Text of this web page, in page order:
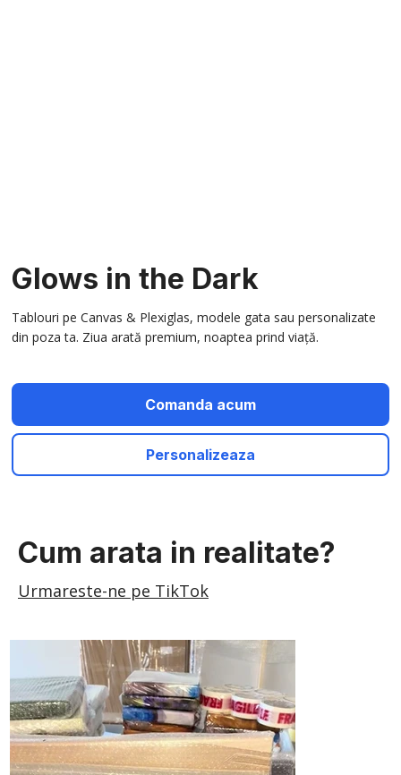
Glows in the Dark
Tablouri pe Canvas & Plexiglas, modele gata sau personalizate
din poza ta. Ziua arată premium, noaptea prind viață.
Comanda acum
Personalizeaza
Cum arata in realitate?
Urmareste-ne pe TikTok